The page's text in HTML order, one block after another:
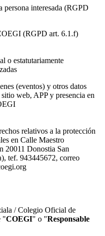
persona interesada (RGPD
(RGPD art. 6.1.f)
o estatutariamente
(eventos) y otros datos
web, APP y presencia en
relativos a la protección
en Calle Maestro
20011 Donostia San
tef. 943445672, correo
/ Colegio Oficial de
"COEGI" o "Responsable